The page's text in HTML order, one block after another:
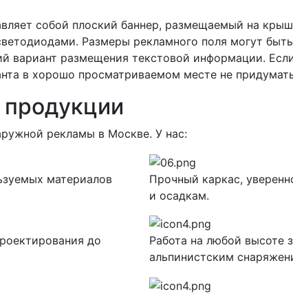
собой плоский баннер, размещаемый на
Размеры рекламного поля могут
вариант размещения текстовой информации.
в хорошо просматриваемом месте не
рекламы в Москве. У нас:
материалов
Прочный каркас,
и осадкам.
до
Работа на любой высоте
альпинистским